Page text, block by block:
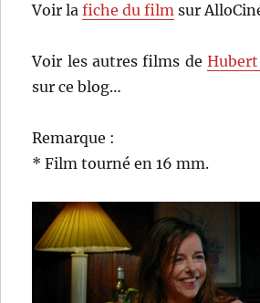
Voir lafiche du film sur
Voir les autres films de
sur ce blog…
Remarque :
* Film tourné en 16 mm.